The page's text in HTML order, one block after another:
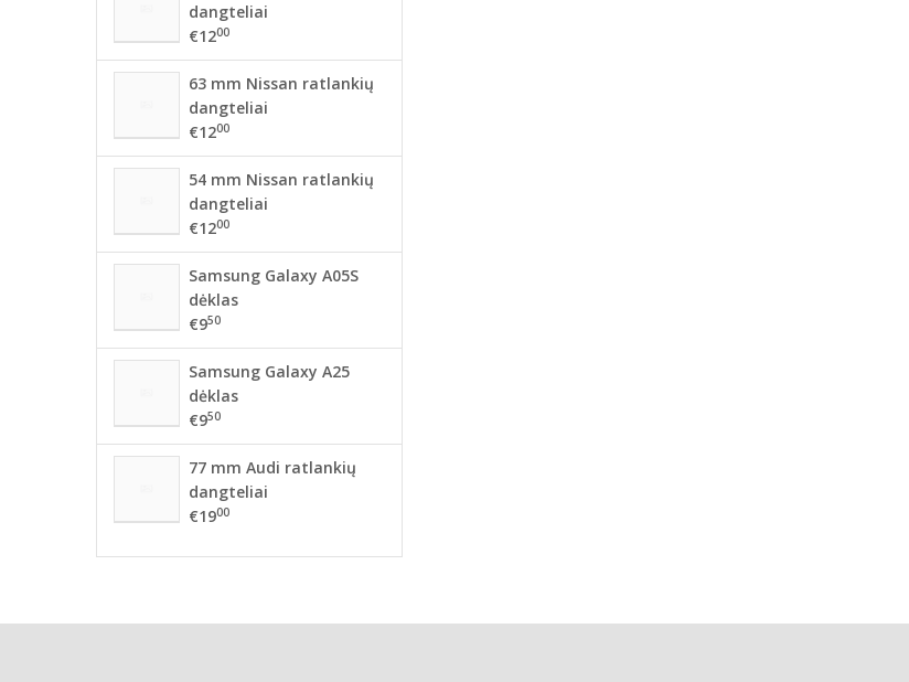
dangteliai
€1200
63 mm Nissan ratlankių
dangteliai
€1200
54 mm Nissan ratlankių
dangteliai
€1200
Samsung Galaxy A05S
dėklas
€950
Samsung Galaxy A25
dėklas
€950
77 mm Audi ratlankių
dangteliai
€1900